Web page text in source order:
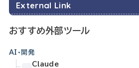
External Link
おすすめ外部ツール
AI・開発
Claude